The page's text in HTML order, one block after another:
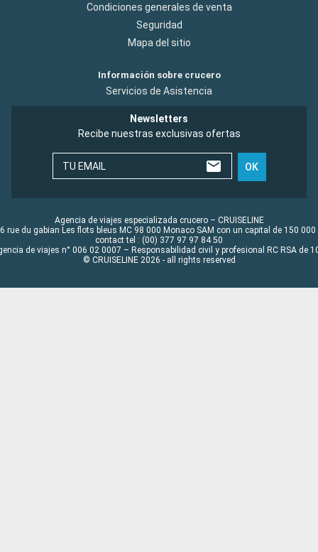
Condiciones generales de venta
Seguridad
Mapa del sitio
Información sobre crucero
Servicios de Asistencia
Newsletters
Recibe nuestras exclusivas ofertas
TU EMAIL OK
Agencia de viajes especializada crucero – CRUISELINE
rue du gabian Les flots bleus MC 98 000 Monaco SAM con un capital de 150 000
contact tel : (00) 377 97 97 84 50
de viajes n° 006 02 0007 – Responsabilidad civil y profesional RC RSA de
© CRUISELINE 2026 - all rights reserved